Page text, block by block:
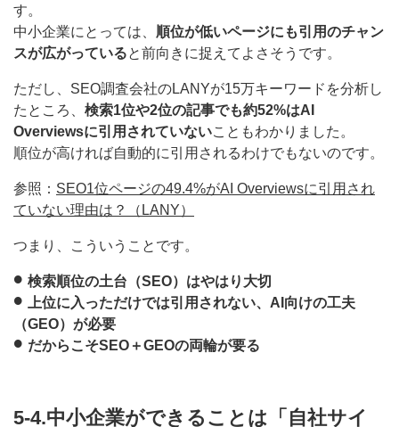
す。
中小企業にとっては、 順位が低いページにも引用のチャン
スが広がっていると前向きに捉えてよさそうです。
ただし、SEO調査会社のLANYが15万キーワードを分析し
たところ、 検索1位や2位の記事でも約52%はAI
Overviewsに引用されていないこともわかりました。
順位が高ければ自動的に引用されるわけでもないのです。
参照： SEO1位ページの49.4%がAI Overviewsに引用され
ていない理由は？（LANY）
つまり、こういうことです。
検索順位の土台（SEO）はやはり大切
上位に入っただけでは引用されない、AI向けの工夫
（GEO）が必要
だからこそSEO＋GEOの両輪が要る
5-4.中小企業ができることは「自社サイ